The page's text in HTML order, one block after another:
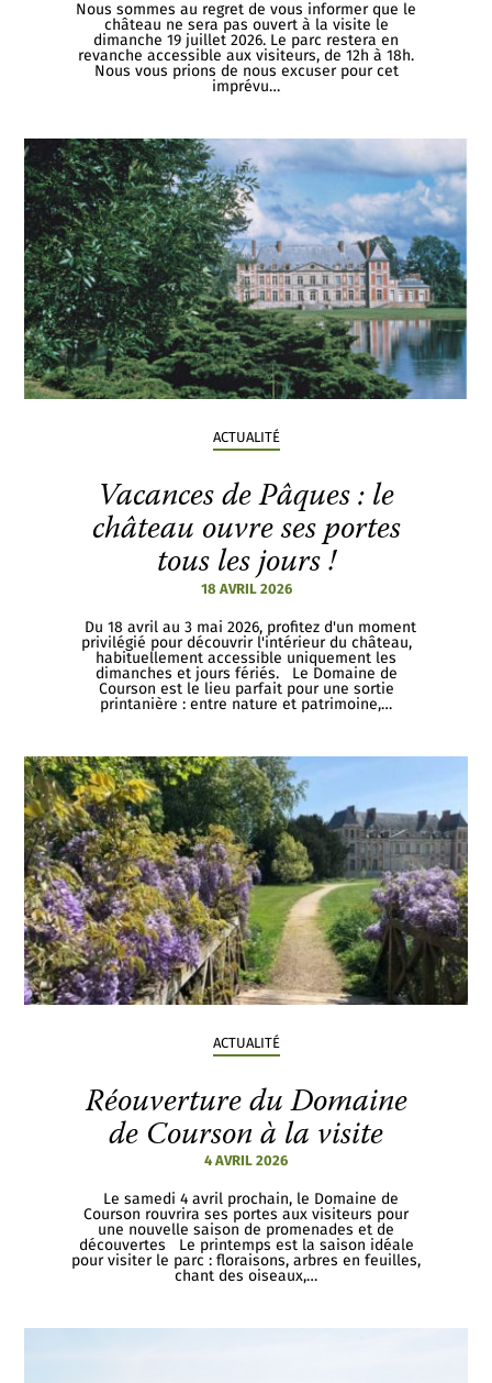
Nous sommes au regret de vous informer que le
château ne sera pas ouvert à la visite le
dimanche 19 juillet 2026. Le parc restera en
revanche accessible aux visiteurs, de 12h à 18h.
Nous vous prions de nous excuser pour cet
imprévu…
ACTUALITÉ
Vacances de Pâques : le
château ouvre ses portes
tous les jours !
18 AVRIL 2026
Du 18 avril au 3 mai 2026, profitez d'un moment
privilégié pour découvrir l'intérieur du château,
habituellement accessible uniquement les
dimanches et jours fériés. Le Domaine de
Courson est le lieu parfait pour une sortie
printanière : entre nature et patrimoine,…
ACTUALITÉ
Réouverture du Domaine
de Courson à la visite
4 AVRIL 2026
Le samedi 4 avril prochain, le Domaine de
Courson rouvrira ses portes aux visiteurs pour
une nouvelle saison de promenades et de
découvertes Le printemps est la saison idéale
pour visiter le parc : floraisons, arbres en feuilles,
chant des oiseaux,…